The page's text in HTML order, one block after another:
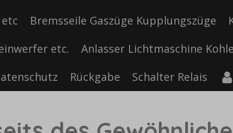
Bremsseile Gaszüge Kupplungszüge
etc.
Anlasser Lichtmaschine
Rückgabe Schalter Relais